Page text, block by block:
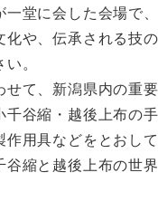
一堂に会した会場で
化や、伝承される技
。
せて、新潟県内の重
千谷縮・越後上布の
作用具などをとおし
谷縮と越後上布の世